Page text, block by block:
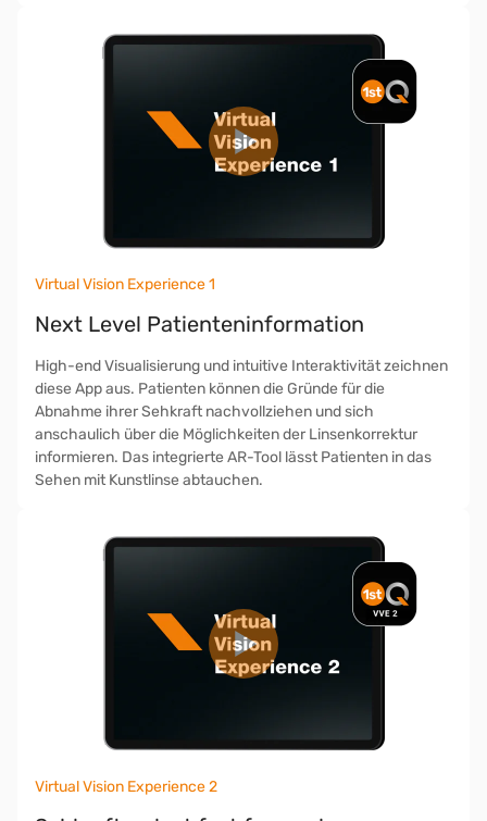
Virtual Vision Experience 1
Next Level Patienteninformation
High-end Visualisierung und intuitive Interaktivität zeichnen
diese App aus. Patienten können die Gründe für die
Abnahme ihrer Sehkraft nachvollziehen und sich
anschaulich über die Möglichkeiten der Linsenkorrektur
informieren. Das integrierte AR-Tool lässt Patienten in das
Sehen mit Kunstlinse abtauchen.
Virtual Vision Experience 2